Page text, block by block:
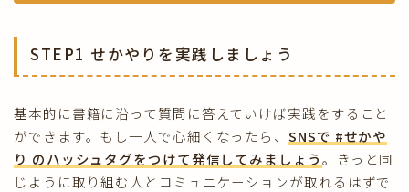
STEP1 せかやりを実践しましょう
基本的に書籍に沿って質問に答えていけば実践をすること
ができます。もし一人で心細くなったら、SNSで #せかや
り のハッシュタグをつけて発信してみましょう。きっと同
じように取り組む人とコミュニケーションが取れるはずで